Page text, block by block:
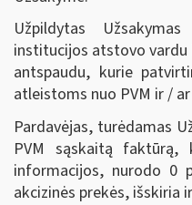
Užpildytas
institucijos atstovo
antspaudu, kurie
atleistoms nuo PVM ir /
Pardavėjas, turėdamas
PVM sąskaitą faktūrą,
informacijos, nurodo 0
akcizinės prekės, išskiria